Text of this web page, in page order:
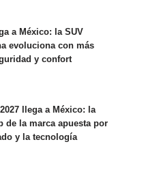
a México: la SUV
evoluciona con más
y confort
2027 llega a México: la
de la marca apuesta por
y la tecnología